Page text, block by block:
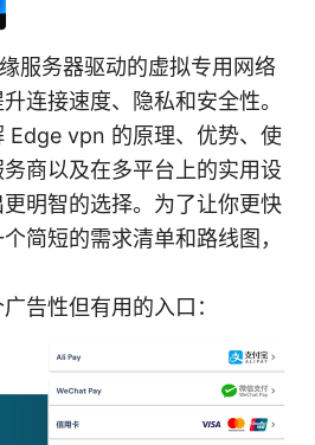
服务器驱动的虚拟专用网络
连接速度、隐私和安全性。
Edge vpn 的原理、优势、使
商以及在多平台上的实用设
明智的选择。为了让你更快
简短的需求清单和路线图，
告性但有用的入口：